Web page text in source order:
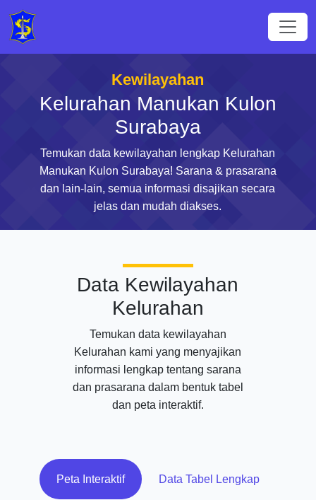
Kewilayahan
Kelurahan Manukan Kulon
Surabaya
Temukan data kewilayahan lengkap Kelurahan
Manukan Kulon Surabaya! Sarana & prasarana
dan lain-lain, semua informasi disajikan secara
jelas dan mudah diakses.
Data Kewilayahan
Kelurahan
Temukan data kewilayahan
Kelurahan kami yang menyajikan
informasi lengkap tentang sarana
dan prasarana dalam bentuk tabel
dan peta interaktif.
Peta Interaktif Data Tabel Lengkap